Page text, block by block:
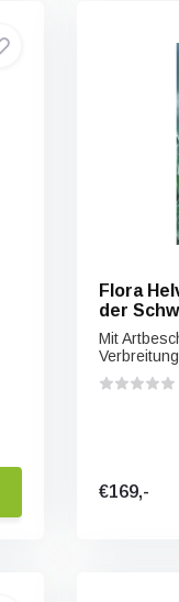
Flora
der
Mit
€169,-